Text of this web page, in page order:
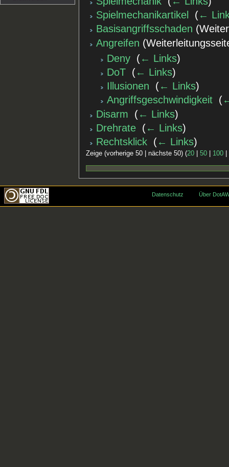
Spielmechanikartikel
(←
Basisangriffsschaden
Angreifen
Deny‎ (← Links)
DoT‎ (← Links)
Illusionen
(← Links)
Angriffsgeschwindigkeit‎ (
Disarm
(← Links)
Drehrate (← Links)
Rechtsklick (← Links)
Zeige (vorherige 50 | nächste 50) (20 |50 100
Datenschutz Über